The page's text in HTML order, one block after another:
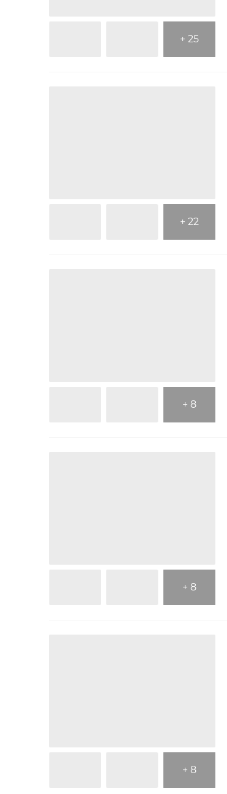
+ 25
+ 22
+ 8
+ 8
+ 8